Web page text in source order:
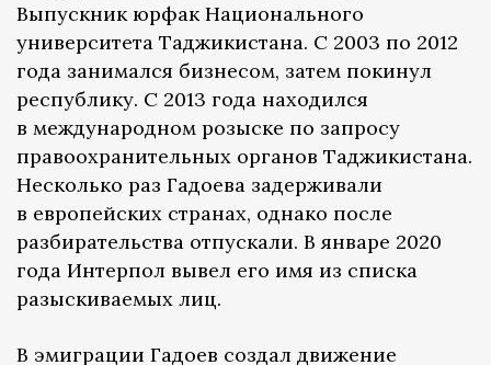
Выпускник юрфак Национального
университета Таджикистана. С 2003 по 2012
года занимался бизнесом, затем покинул
республику. С 2013 года находился
в международном розыске по запросу
правоохранительных органов Таджикистана.
Несколько раз Гадоева задерживали
в европейских странах, однако после
разбирательства отпускали. В январе 2020
года Интерпол вывел его имя из списка
разыскиваемых лиц.
В эмиграции Гадоев создал движение